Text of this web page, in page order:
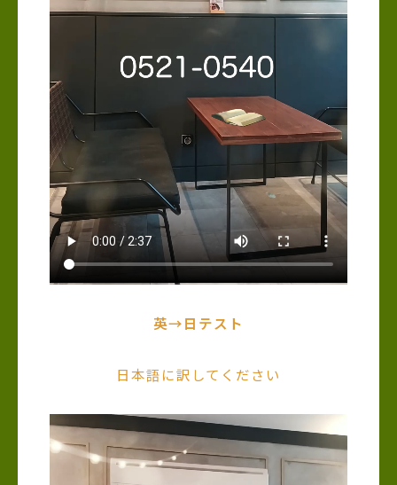
英→日テスト
日本語に訳してください